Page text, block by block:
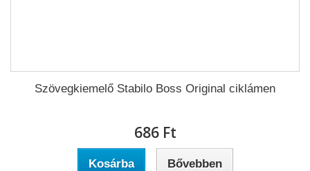
Szövegkiemelő Stabilo Boss Original ciklámen
686 Ft‎
Kosárba Bővebben